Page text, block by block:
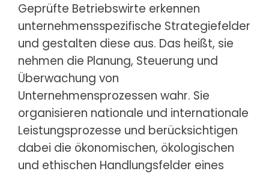
Geprüfte Betriebswirte erkennen
unternehmensspezifische Strategiefelder
und gestalten diese aus. Das heißt, sie
nehmen die Planung, Steuerung und
Überwachung von
Unternehmensprozessen wahr. Sie
organisieren nationale und internationale
Leistungsprozesse und berücksichtigen
dabei die ökonomischen, ökologischen
und ethischen Handlungsfelder eines